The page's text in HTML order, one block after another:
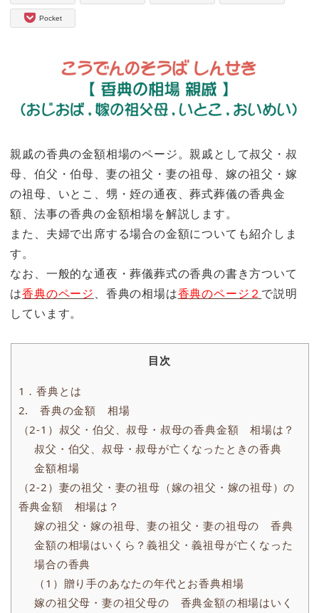
Pocket
親戚の香典の金額相場のページ。親戚として叔父・叔
母、伯父・伯母、妻の祖父・妻の祖母、嫁の祖父・嫁
の祖母、いとこ、甥・姪の通夜、葬式葬儀の香典金
額、法事の香典の金額相場を解説します。
また、夫婦で出席する場合の金額についても紹介しま
す。
なお、一般的な通夜・葬儀葬式の香典の書き方ついて
は香典のページ、香典の相場は香典のページ２ で説明
しています。
目次
1．香典とは
2. 香典の金額 相場
（2-1）叔父・伯父、叔母・叔母の香典金額 相場は？
叔父・伯父、叔母・叔母が亡くなったときの香典
金額相場
（2-2）妻の祖父・妻の祖母（嫁の祖父・嫁の祖母）の
香典金額 相場は？
嫁の祖父・嫁の祖母、妻の祖父・妻の祖母の 香典
金額の相場はいくら？義祖父・義祖母が亡くなった
場合の香典
（1）贈り手のあなたの年代とお香典相場
嫁の祖父母・妻の祖父母の 香典金額の相場はいく